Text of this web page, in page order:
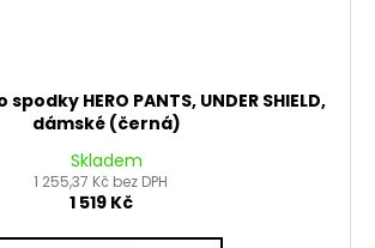
HERO PANTS, UNDER SHIELD,
dámské (černá)
Skladem
1 255,37 Kč bez DPH
1 519 Kč